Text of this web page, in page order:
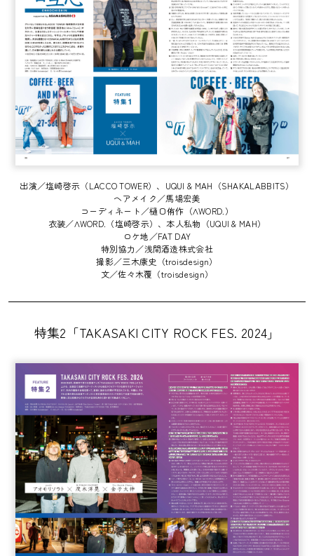
出演／塩崎啓示（LACCO TOWER）、UQUI & MAH（SHAKALABBITS）
ヘアメイク／馬場宏美
コーディネート／樋口侑作（ΛWORD.）
衣装／ΛWORD.（塩崎啓示）、本人私物（UQUI & MAH）
ロケ地／FAT DAY
特別協力／浅間酒造株式会社
撮影／三木康史（troisdesign）
文／佐々木覆（troisdesign）
特集2「TAKASAKI CITY ROCK FES. 2024」